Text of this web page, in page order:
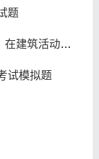
题
建设单位安全责任的说法，正确的是()。
试模拟题